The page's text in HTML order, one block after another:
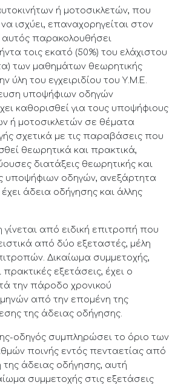
ή μοτοσικλετών, που
ισχύει, επαναχορηγείται στον
παρακολουθήσει
τοις εκατό (50%) του ελάχιστου
των μαθημάτων θεωρητικής
ύλη του εγχειριδίου του Υ.Μ.Ε.
υποψήφιων οδηγών
καθορισθεί για τους υποψήφιους
ή μοτοσικλετών σε θέματα
σχετικά με τις παραβάσεις που
θεωρητικά και πρακτικά,
διατάξεις θεωρητικής και
υποψήφιων οδηγών, ανεξάρτητα
άδεια οδήγησης και άλλης
από ειδική επιτροπή που
από δύο εξεταστές, μέλη
Δικαίωμα συμμετοχής,
πρακτικές εξετάσεις, έχει ο
την πάροδο χρονικού
μηνών από την επομένη της
της άδειας οδήγησης.
οδηγός συμπληρώσει το όριο των
ποινής εντός πενταετίας από
άδειας οδήγησης, αυτή
συμμετοχής στις εξετάσεις